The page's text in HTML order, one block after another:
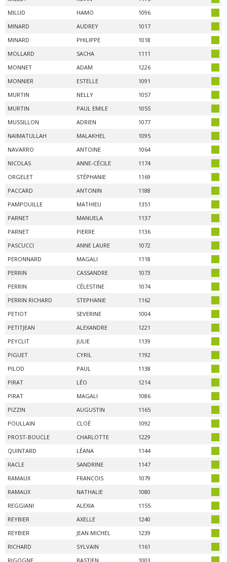
MILUD
HAMO
1096
MINARD
AUDREY
1017
MINARD
PHILIPPE
1018
MOLLARD
SACHA
1111
MONNET
ADAM
1226
MONNIER
ESTELLE
1091
MURTIN
NELLY
1057
MURTIN
PAUL EMILE
1055
MUSSILLON
ADRIEN
1077
NAIMATULLAH
MALAKHEL
1095
NAVARRO
ANTOINE
1064
NICOLAS
ANNE-CÉCILE
1174
ORGELET
STÉPHANIE
1169
PACCARD
ANTONIN
1188
PAMPOUILLE
MATHIEU
1351
PARNET
MANUELA
1137
PARNET
PIERRE
1136
PASCUCCI
ANNE LAURE
1072
PERONNARD
MAGALI
1118
PERRIN
CASSANDRE
1073
PERRIN
CÉLESTINE
1074
PERRIN RICHARD
STEPHANIE
1162
PETIOT
SEVERINE
1004
PETITJEAN
ALEXANDRE
1221
PEYCLIT
JULIE
1139
PIGUET
CYRIL
1192
PILOD
PAUL
1138
PIRAT
LÉO
1214
PIRAT
MAGALI
1086
PIZZIN
AUGUSTIN
1165
POULLAIN
CLOÉ
1092
PROST-BOUCLE
CHARLOTTE
1229
QUINTARD
LÉANA
1144
RACLE
SANDRINE
1147
RAMAUX
FRANCOIS
1079
RAMAUX
NATHALIE
1080
REGGIANI
ALEXIA
1155
REYBIER
AXELLE
1240
REYBIER
JEAN MICHEL
1239
RICHARD
SYLVAIN
1161
RIGOGNE
BASTIEN
1003